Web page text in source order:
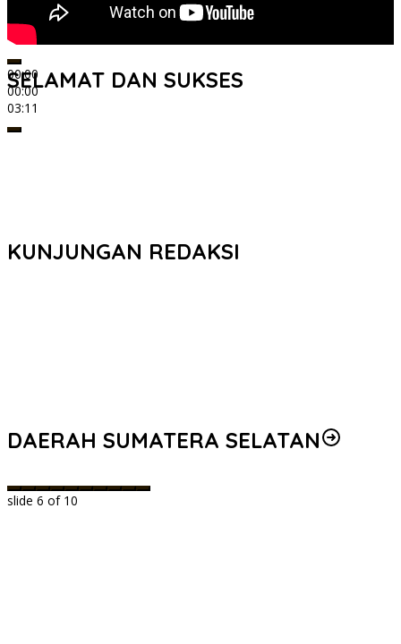
00:00
00:00
03:11
SELAMAT DAN SUKSES
KUNJUNGAN REDAKSI
DAERAH SUMATERA SELATAN
slide 6 of 10